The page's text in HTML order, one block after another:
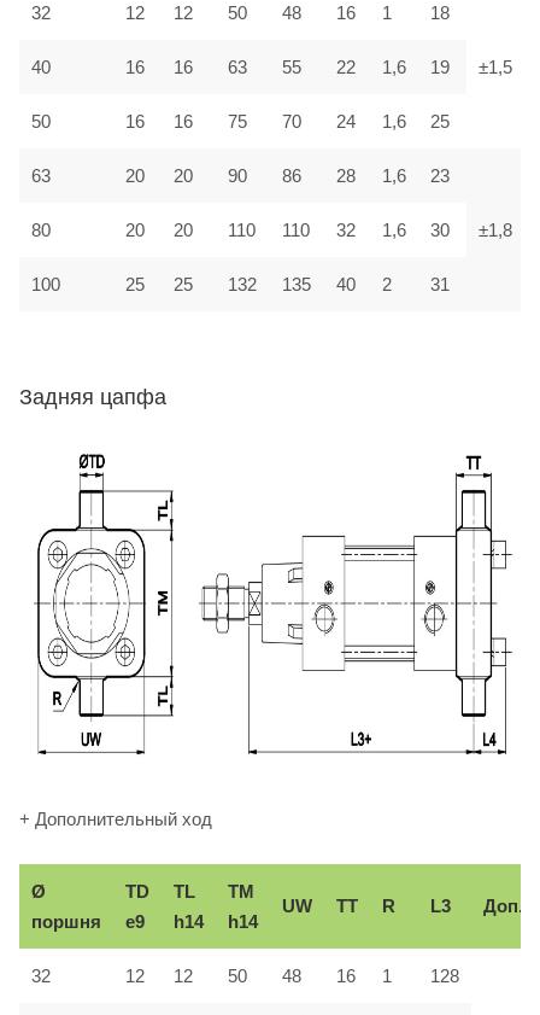
32 12 12 50 48 16 1 18
±1,5
40 16 16 63 55 22 1,6 19
50 16 16 75 70 24 1,6 25
63 20 20 90 86 28 1,6 23
±1,8
80 20 20 110 110 32 1,6 30
100 25 25 132 135 40 2 31
Задняя цапфа
+ Дополнительный ход
Ø
поршня
TD
e9
TL
h14
TM
h14
UW TT R L3 Доп.
32 12 12 50 48 16 1 128